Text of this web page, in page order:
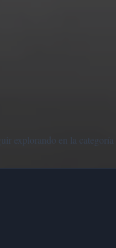
explorando en la